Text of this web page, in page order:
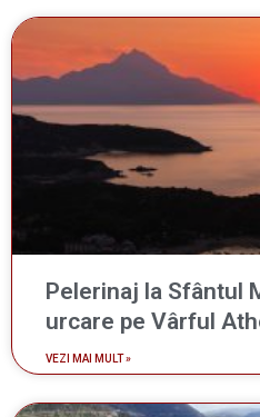
Pelerinaj la Sfântul
urcare pe Vârful
VEZI MAI MULT »